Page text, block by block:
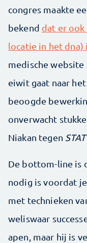
congres maakte
bekend dat er ook
locatie in het dna)
medische website
eiwit gaat naar
beoogde
onverwacht
Niakan tegen
De bottom-line is
nodig is voordat
met technieken
weliswaar
apen, maar hij is